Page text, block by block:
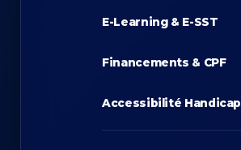
E-Learning & E-SST
Financements & CPF
Accessibilité Handicap